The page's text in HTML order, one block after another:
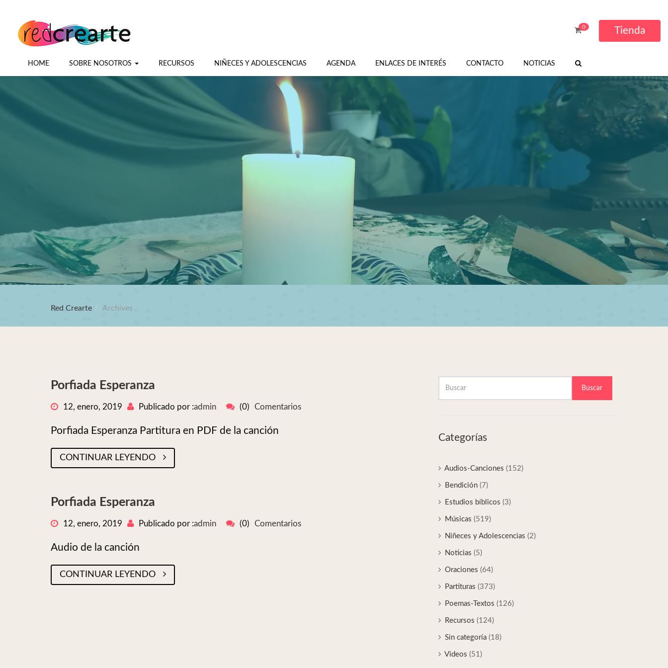
Tienda
0
HOME SOBRE NOSOTROS RECURSOS NIÑECES Y ADOLESCENCIAS AGENDA ENLACES DE INTERÉS CONTACTO NOTICIAS
Red Crearte Archives
Porfiada Esperanza
12, enero, 2019 Publicado por :admin (0) Comentarios
Porfiada Esperanza Partitura en PDF de la canción
CONTINUAR LEYENDO
Porfiada Esperanza
12, enero, 2019 Publicado por :admin (0) Comentarios
Audio de la canción
CONTINUAR LEYENDO
Buscar
Categorías
Audios-Canciones (152)
Bendición (7)
Estudios bíblicos (3)
Músicas (519)
Niñeces y Adolescencias (2)
Noticias (5)
Oraciones (64)
Partituras (373)
Poemas-Textos (126)
Recursos (124)
Sin categoría (18)
Videos (51)